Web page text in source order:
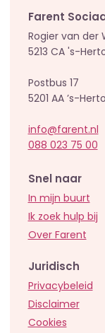
Farent
Rogier van der
5213 CA 's-
Postbus 17
5201 AA ’s-
info@farent.nl
088 023 75 00
Snel naar
In mijn buurt
Ik zoek hulp bij
Over Farent
Juridisch
Privacybeleid
Disclaimer
Cookies